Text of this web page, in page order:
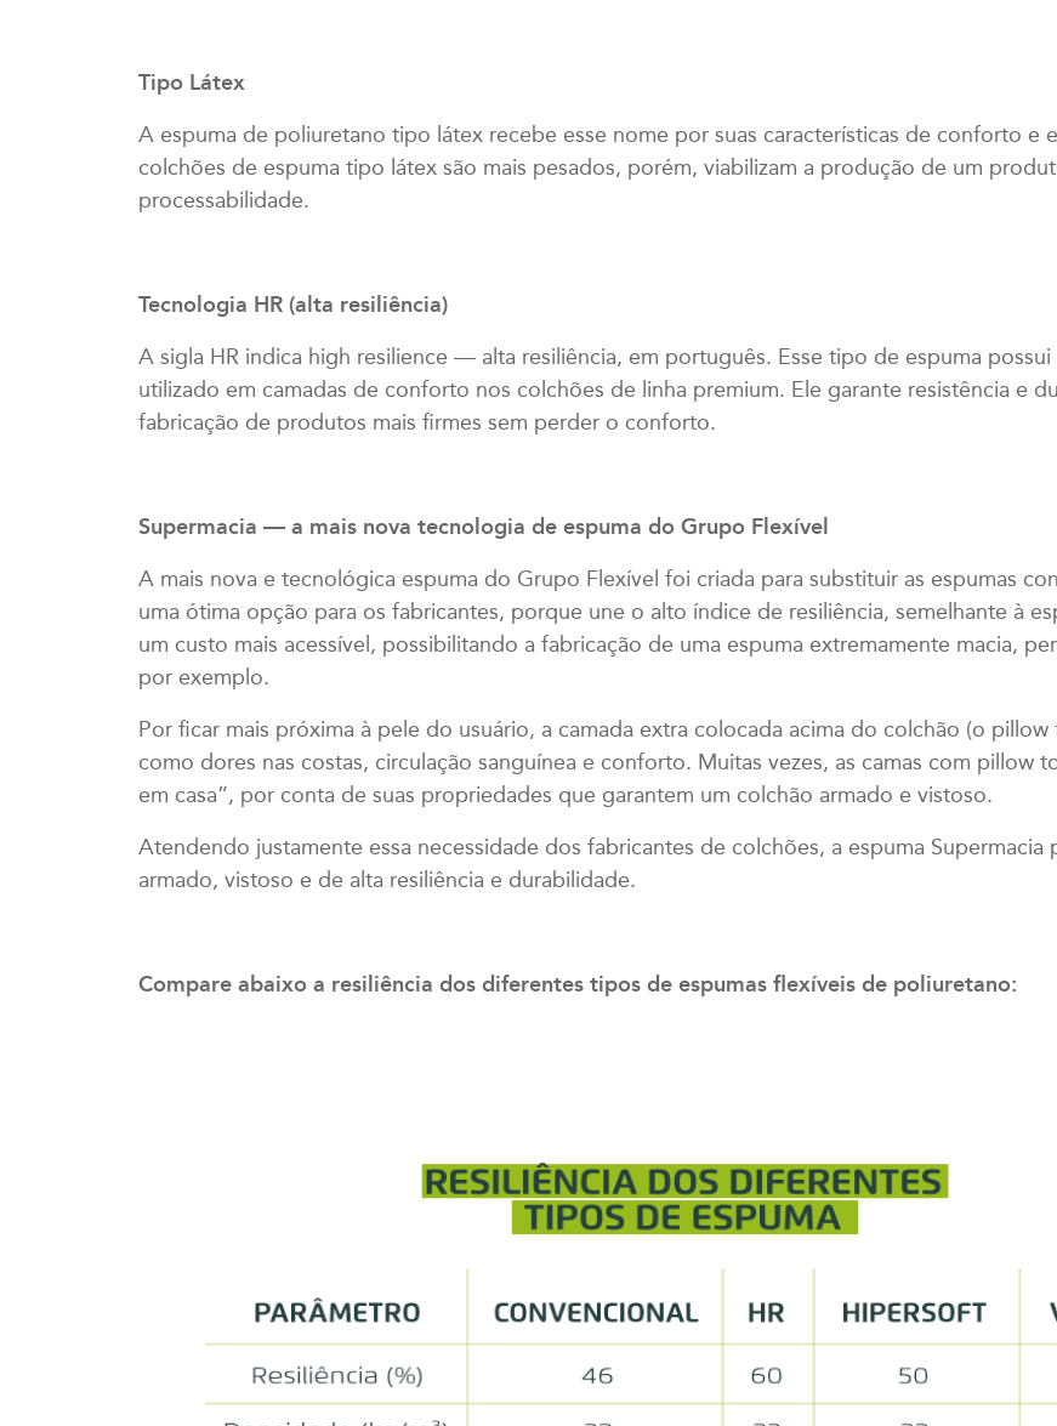
Tipo Látex
A espuma de poliuretano tipo látex recebe esse nome por suas características de conforto e
colchões de espuma tipo látex são mais pesados, porém, viabilizam a produção de um
processabilidade.
Tecnologia HR (alta resiliência)
A sigla HR indica high resilience — alta resiliência, em português. Esse tipo de espuma
utilizado em camadas de conforto nos colchões de linha premium. Ele garante resistência e
fabricação de produtos mais firmes sem perder o conforto.
Supermacia — a mais nova tecnologia de espuma do Grupo Flexível
A mais nova e tecnológica espuma do Grupo Flexível foi criada para substituir as espumas
uma ótima opção para os fabricantes, porque une o alto índice de resiliência, semelhante à
um custo mais acessível, possibilitando a fabricação de uma espuma extremamente macia,
por exemplo.
Por ficar mais próxima à pele do usuário, a camada extra colocada acima do colchão (o
como dores nas costas, circulação sanguínea e conforto. Muitas vezes, as camas com pillow
em casa”, por conta de suas propriedades que garantem um colchão armado e vistoso.
Atendendo justamente essa necessidade dos fabricantes de colchões, a espuma
armado, vistoso e de alta resiliência e durabilidade.
Compare abaixo a resiliência dos diferentes tipos de espumas flexíveis de poliuretano: